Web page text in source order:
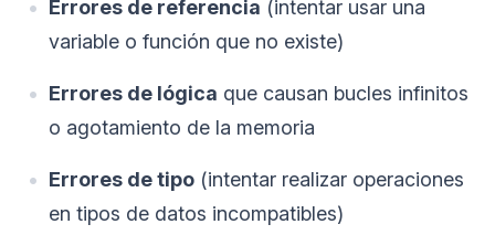
Errores de referencia (intentar usar una
variable o función que no existe)
Errores de lógica que causan bucles infinitos
o agotamiento de la memoria
Errores de tipo (intentar realizar operaciones
en tipos de datos incompatibles)